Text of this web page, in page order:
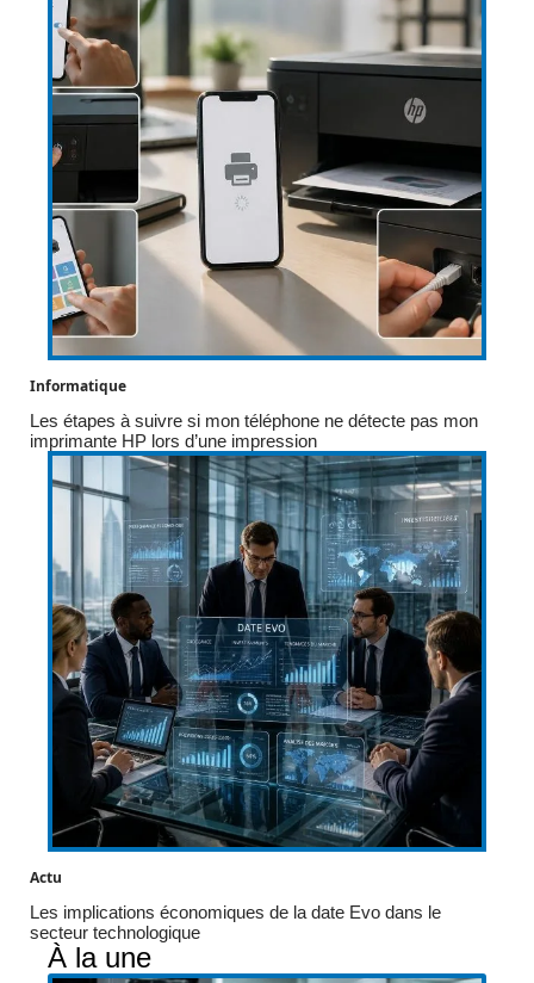
Informatique
Les étapes à suivre si mon téléphone ne détecte pas mon
imprimante HP lors d’une impression
Actu
Les implications économiques de la date Evo dans le
secteur technologique
À la une